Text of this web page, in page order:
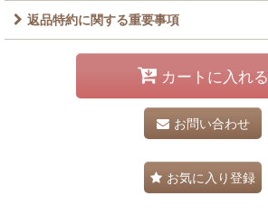
返品特約に関する重要事項
カートに入れる
お問い合わせ
お気に入り登録